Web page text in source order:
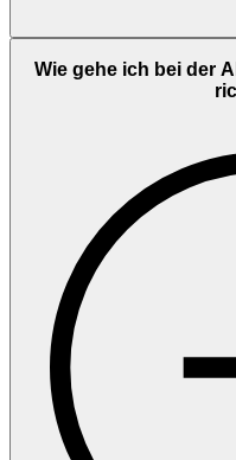
Wie gehe ich bei der